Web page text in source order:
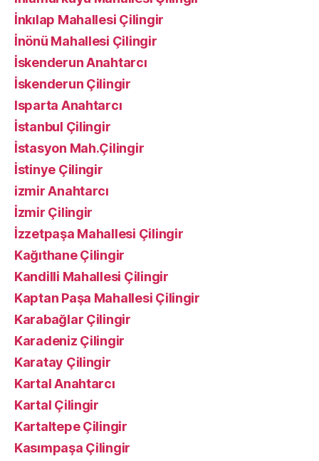
İnkılap Mahallesi Çilingir
İnönü Mahallesi Çilingir
İskenderun Anahtarcı
İskenderun Çilingir
Isparta Anahtarcı
İstanbul Çilingir
İstasyon Mah.Çilingir
İstinye Çilingir
izmir Anahtarcı
İzmir Çilingir
İzzetpaşa Mahallesi Çilingir
Kağıthane Çilingir
Kandilli Mahallesi Çilingir
Kaptan Paşa Mahallesi Çilingir
Karabağlar Çilingir
Karadeniz Çilingir
Karatay Çilingir
Kartal Anahtarcı
Kartal Çilingir
Kartaltepe Çilingir
Kasımpaşa Çilingir